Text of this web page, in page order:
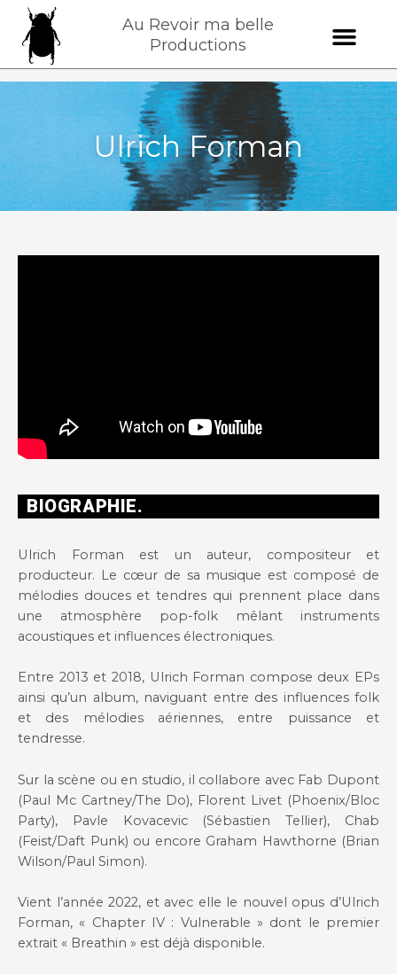
Au Revoir ma belle
Productions
Ulrich Forman
BIOGRAPHIE.
Ulrich Forman est un auteur, compositeur et
producteur. Le cœur de sa musique est composé de
mélodies douces et tendres qui prennent place dans
une atmosphère pop-folk mêlant instruments
acoustiques et influences électroniques.
Entre 2013 et 2018, Ulrich Forman compose deux EPs
ainsi qu’un album, naviguant entre des influences folk
et des mélodies aériennes, entre puissance et
tendresse.
Sur la scène ou en studio, il collabore avec Fab Dupont
(Paul Mc Cartney/The Do), Florent Livet (Phoenix/Bloc
Party), Pavle Kovacevic (Sébastien Tellier), Chab
(Feist/Daft Punk) ou encore Graham Hawthorne (Brian
Wilson/Paul Simon).
Vient l’année 2022, et avec elle le nouvel opus d’Ulrich
Forman, « Chapter IV : Vulnerable » dont le premier
extrait « Breathin » est déjà disponible.